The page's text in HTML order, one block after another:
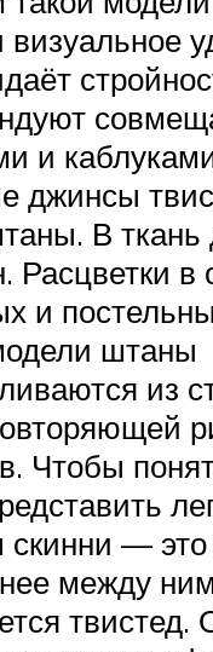
визуальное
и
джинсы
В
Расцветки в
и
штаны
из
Чтобы
— это
между
твистед.